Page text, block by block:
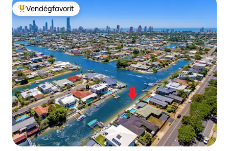
Kiemelt vendégfavorit
Vendégfavorit